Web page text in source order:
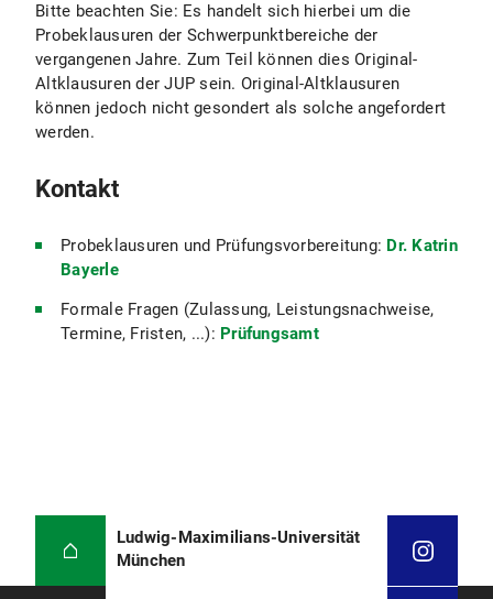
Bitte beachten Sie: Es handelt sich hierbei um die
Probeklausuren der Schwerpunktbereiche der
vergangenen Jahre. Zum Teil können dies Original-
Altklausuren der JUP sein. Original-Altklausuren
können jedoch nicht gesondert als solche angefordert
werden.
Kontakt
Probeklausuren und Prüfungsvorbereitung: Dr. Katrin
Bayerle
Formale Fragen (Zulassung, Leistungsnachweise,
Termine, Fristen, ...): Prüfungsamt
Ludwig-Maximilians-Universität
München